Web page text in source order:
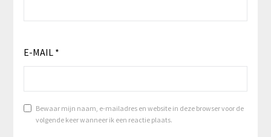
E-MAIL *
Bewaar mijn naam, e-mailadres en website in deze browser voor de
volgende keer wanneer ik een reactie plaats.